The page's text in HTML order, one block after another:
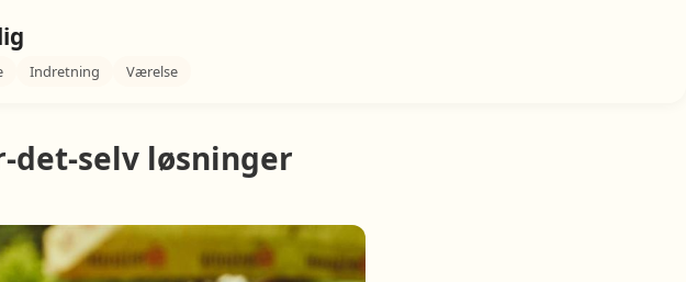
Indretning Værelse
det-selv løsninger